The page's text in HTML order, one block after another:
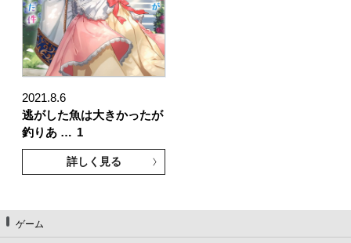
2021.8.6
逃がした魚は大きかったが
釣りあ … 1
詳しく見る
ゲーム